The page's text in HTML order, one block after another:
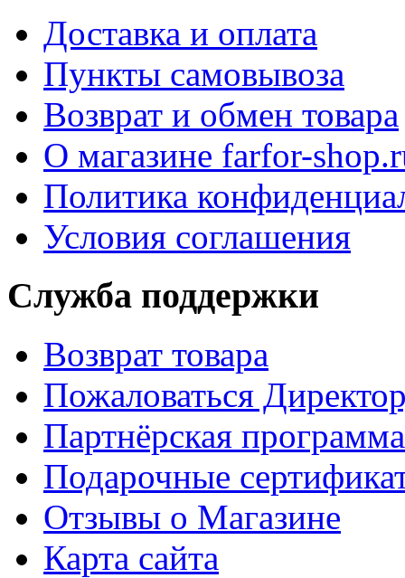
Доставка и оплата
Пункты самовывоза
Возврат и обмен товара
О магазине farfor-
Политика
Условия соглашения
Служба поддержки
Возврат товара
Пожаловаться
Партнёрская программа
Подарочные
Отзывы о Магазине
Карта сайта